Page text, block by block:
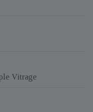
Vitrage